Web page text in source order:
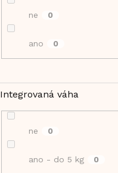
ne 0
ano 0
Integrovaná váha
ne 0
ano - do 5 kg 0